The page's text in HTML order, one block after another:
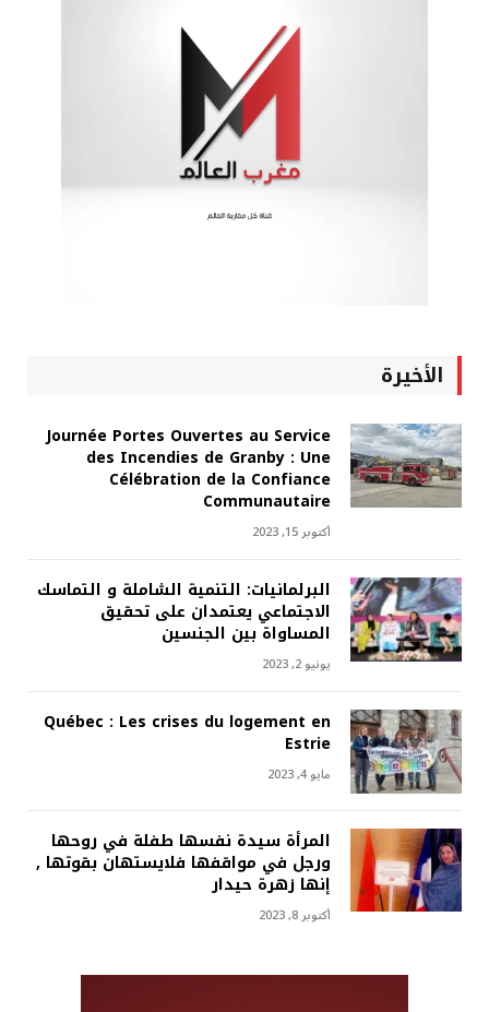
الأخيرة
Journée Portes Ouvertes au Service
des Incendies de Granby : Une
Célébration de la Confiance
Communautaire
أكتوبر 15, 2023
البرلمانيات: التنمية الشاملة و التماسك
الاجتماعي يعتمدان على تحقيق
المساواة بين الجنسين
يونيو 2, 2023
Québec : Les crises du logement en
Estrie
مايو 4, 2023
المرأة سيدة نفسها طفلة في روحها
ورجل في مواقفها فلايستهان بقوتها ,
إنها زهرة حيدار
أكتوبر 8, 2023